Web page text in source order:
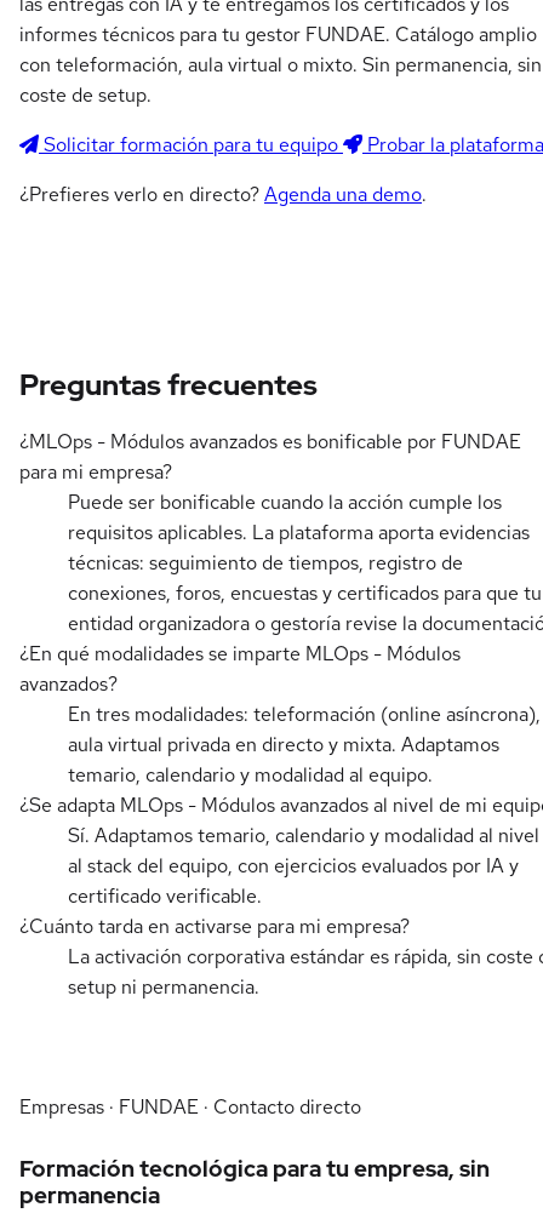
informes técnicos para tu gestor FUNDAE. Catálogo amplio
con teleformación, aula virtual o mixto. Sin permanencia, sin
coste de setup.
Solicitar formación para tu equipo
Probar la plataforma
¿Prefieres verlo en directo?Agenda una demo.
Preguntas frecuentes
¿MLOps - Módulos avanzados es bonificable por FUNDAE
para mi empresa?
Puede ser bonificable cuando la acción cumple los
requisitos aplicables. La plataforma aporta evidencias
técnicas: seguimiento de tiempos, registro de
conexiones, foros, encuestas y certificados para que tu
entidad organizadora o gestoría revise la
¿En qué modalidades se imparte MLOps - Módulos
avanzados?
En tres modalidades: teleformación (online asíncrona),
aula virtual privada en directo y mixta. Adaptamos
temario, calendario y modalidad al equipo.
¿Se adapta MLOps - Módulos avanzados al nivel de mi
Sí. Adaptamos temario, calendario y modalidad al
al stack del equipo, con ejercicios evaluados por IA y
certificado verificable.
¿Cuánto tarda en activarse para mi empresa?
La activación corporativa estándar es rápida, sin coste
setup ni permanencia.
Empresas · FUNDAE · Contacto directo
Formación tecnológica para tu empresa, sin
permanencia